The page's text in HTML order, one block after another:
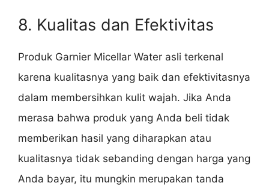
8. Kualitas dan Efektivitas
Produk Garnier Micellar Water asli terkenal
karena kualitasnya yang baik dan efektivitasnya
dalam membersihkan kulit wajah. Jika Anda
merasa bahwa produk yang Anda beli tidak
memberikan hasil yang diharapkan atau
kualitasnya tidak sebanding dengan harga yang
Anda bayar, itu mungkin merupakan tanda